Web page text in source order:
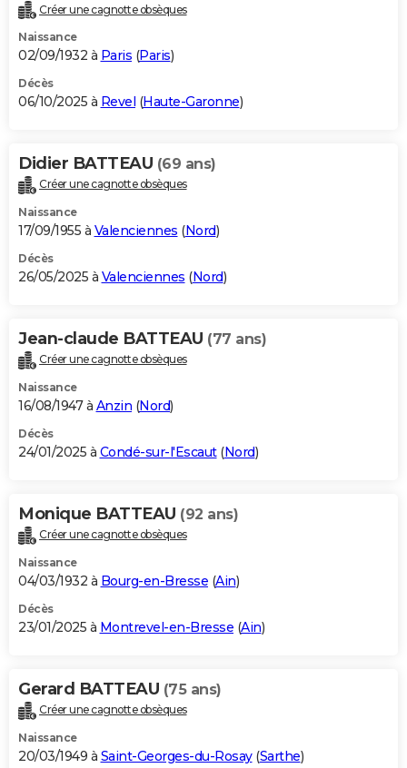
Créer une cagnotte obsèques
Naissance
02/09/1932 à Paris (Paris)
Décès
06/10/2025 à Revel (Haute-Garonne)
Didier BATTEAU (69 ans)
Créer une cagnotte obsèques
Naissance
17/09/1955 à Valenciennes (Nord)
Décès
26/05/2025 à Valenciennes (Nord)
Jean-claude BATTEAU (77 ans)
Créer une cagnotte obsèques
Naissance
16/08/1947 à Anzin (Nord)
Décès
24/01/2025 à Condé-sur-l'Escaut(Nord)
Monique BATTEAU (92 ans)
Créer une cagnotte obsèques
Naissance
04/03/1932 à Bourg-en-Bresse (Ain)
Décès
23/01/2025 à Montrevel-en-Bresse (Ain)
Gerard BATTEAU (75 ans)
Créer une cagnotte obsèques
Naissance
20/03/1949 à Saint-Georges-du-Rosay(Sarthe)